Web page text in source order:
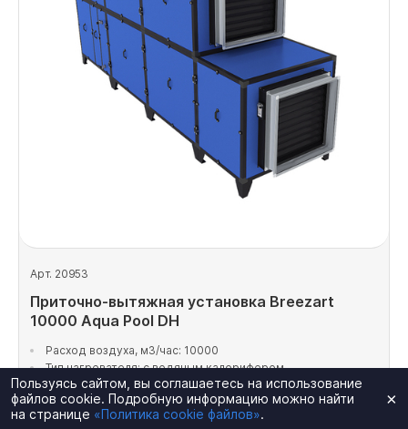
Арт. 20953
Приточно-вытяжная установка Breezart
10000 Aqua Pool DH
Расход воздуха, м3/час: 10000
Тип нагревателя: с водяным калорифером
Электропитание, В: 380
×
Пользуясь сайтом, вы соглашаетесь на использование
файлов cookie. Подробную информацию можно найти
на странице «Политика cookie файлов».